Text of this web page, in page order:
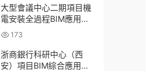
大型會議中心二期項目機
電安裝全過程BIM應用資
料下載：含BIM模型、彙
報PPT及視頻
173
浙商銀行科研中心（西
安）項目BIM綜合應用資